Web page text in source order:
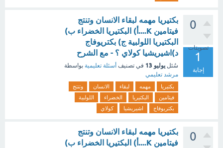
0
تصويتات
1
إجابة
بكتيريا مهمه لبقاء الانسان وتنتج
فيتامين K....أ) البكتيريا الخضراء ب)
البكتيريا اللولبية ج) بكتريوفاج
د)اشيريشيا كولاي ؟ - مع الشرح
سُئل يوليو 13 في تصنيف أسئلة تعليمية بواسطة
مرشد تعليمي
بكتيريا مهمه لبقاء الانسان
وتنتج
فيتامين
البكتيريا الخضراء
اللولبية
بكتريوفاج
اشيريشيا كولاي
0
بكتيريا مهمه لبقاء الانسان وتنتج
فيتامين K....أ) البكتيريا الخضراء ب)